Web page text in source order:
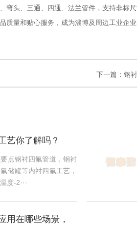
弯头、三通、四通、法兰管件，支持非标
质量和贴心服务，成为淄博及周边工业企
下一篇： 钢
艺你了解吗？
点钢衬四氟管道，钢衬
储罐等内衬四氟工艺，
度-2···
用在哪些场景，